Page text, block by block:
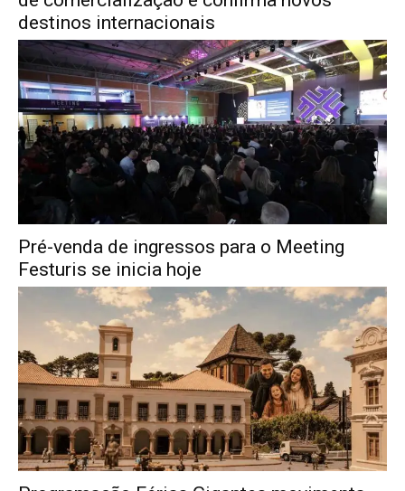
destinos internacionais
Pré-venda de ingressos para o Meeting
Festuris se inicia hoje